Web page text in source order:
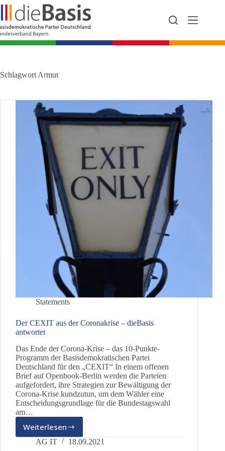
Zum
Inhalt
springen
Schlagwort Armut
Statements
Der CEXIT aus der Coronakrise – dieBasis
antwortet
Das Ende der Corona-Krise – das 10-Punkte-
Programm der Basisdemokratischen Partei
Deutschland für den „CEXIT“ In einem offenen
Brief auf Openbook-Berlin werden die Parteien
aufgefordert, ihre Strategien zur Bewältigung der
Corona-Krise kundzutun, um dem Wähler eine
Entscheidungsgrundlage für die Bundestagswahl
am…
Weiterlesen
Der
CEXIT
AG IT 18.09.2021